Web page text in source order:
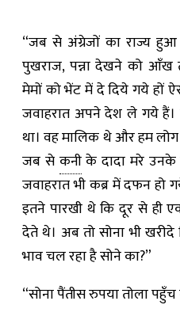
“जब से अंग्रेजों का राज्य हुआ
पुखराज, पन्ना देखने को आँख
मेमों को भेंट में दे दिये गये हों
जवाहरात अपने देश ले गये
था। वह मालिक थे और हम
जब से कनीके दादा मरे उनके
जवाहरात भी कब्र में दफन हो
इतने पारखी थे कि दूर से ही
देते थे। अब तो सोना भी
भाव चल रहा है सोने का?”
“सोना पैंतीस रुपया तोला